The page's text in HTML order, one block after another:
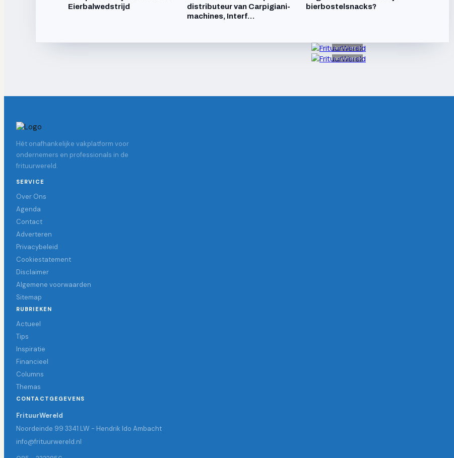
Eierbalwedstrijd
distributeur van Carpigiani-
machines, Interf…
bierbostelsnacks?
Advertentie
Advertentie
Hét onafhankelijke vakplatform voor
ondernemers en professionals in de
frituurwereld.
SERVICE
Over Ons
Agenda
Contact
Adverteren
Privacybeleid
Cookiestatement
Disclaimer
Algemene voorwaarden
Sitemap
RUBRIEKEN
Actueel
Tips
Inspiratie
Financieel
Columns
Themas
CONTACTGEGEVENS
FrituurWereld
Noordeinde 99 3341 LW - Hendrik Ido Ambacht
info@frituurwereld.nl